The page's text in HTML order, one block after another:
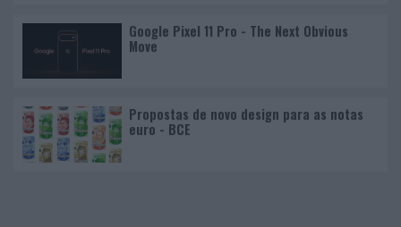
Google Pixel 11 Pro - The Next Obvious
Move
Propostas de novo design para as notas
euro - BCE